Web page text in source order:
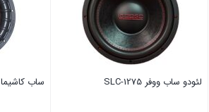
لئودو ساب ووفر SLC-1275 ساب کاشیما KA-SW-110